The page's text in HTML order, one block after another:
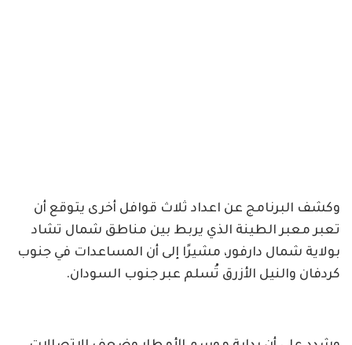
وكشف البرنامج عن اعداد ثلاث قوافل أخرى يتوقع أن
تعبر معبر الطينة الذي يربط بين مناطق شمال تشاد
بولاية شمال دارفور، مشيرًا إلى أن المساعدات في جنوب
كردفان والنيل الأزرق تُسلم عبر جنوب السودان.